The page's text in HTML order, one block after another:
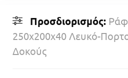
Προσδιορισμός:
250x200x40 Λευκό-
Δοκούς